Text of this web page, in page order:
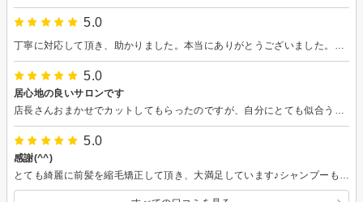
5.0
5.0
居心地の良いサロンです
5.0
感謝(^^)